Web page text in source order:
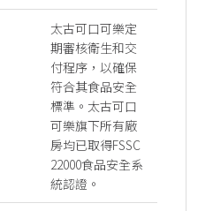
太古可口可樂定
期審核衛生和交
付程序，以確保
符合其食品安全
標準。太古可口
可樂旗下所有廠
房均已取得FSSC
22000食品安全系
統認證。